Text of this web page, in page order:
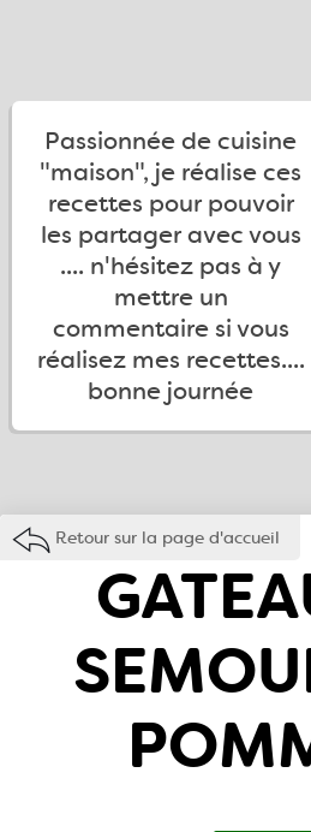
Passionnée de cuisine
"maison", je réalise ces
recettes pour pouvoir
les partager avec vous
.... n'hésitez pas à y
mettre un
commentaire si vous
réalisez mes recettes....
bonne journée
Retour sur la page d'accueil